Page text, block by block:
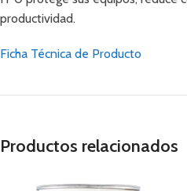
productividad.
Ficha Técnica de Producto
Productos relacionados